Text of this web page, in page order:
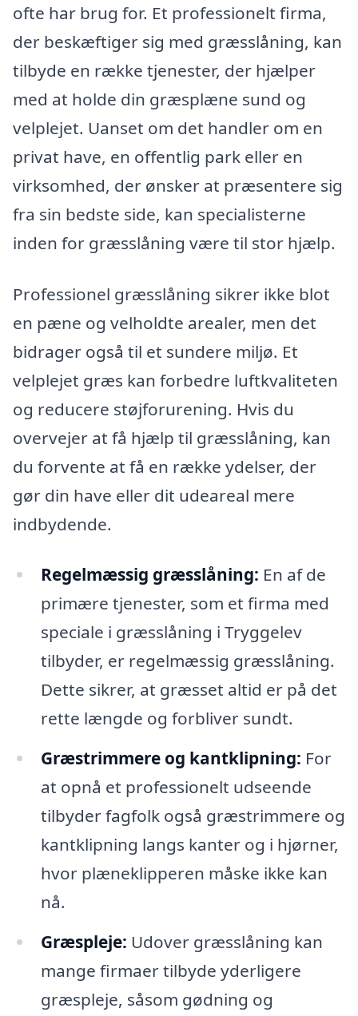
ofte har brug for. Et professionelt firma,
der beskæftiger sig med græsslåning, kan
tilbyde en række tjenester, der hjælper
med at holde din græsplæne sund og
velplejet. Uanset om det handler om en
privat have, en offentlig park eller en
virksomhed, der ønsker at præsentere sig
fra sin bedste side, kan specialisterne
inden for græsslåning være til stor hjælp.
Professionel græsslåning sikrer ikke blot
en pæne og velholdte arealer, men det
bidrager også til et sundere miljø. Et
velplejet græs kan forbedre luftkvaliteten
og reducere støjforurening. Hvis du
overvejer at få hjælp til græsslåning, kan
du forvente at få en række ydelser, der
gør din have eller dit udeareal mere
indbydende.
Regelmæssig græsslåning: En af de
primære tjenester, som et firma med
speciale i græsslåning i Tryggelev
tilbyder, er regelmæssig græsslåning.
Dette sikrer, at græsset altid er på det
rette længde og forbliver sundt.
Græstrimmere og kantklipning: For
at opnå et professionelt udseende
tilbyder fagfolk også græstrimmere og
kantklipning langs kanter og i hjørner,
hvor plæneklipperen måske ikke kan
nå.
Græspleje: Udover græsslåning kan
mange firmaer tilbyde yderligere
græspleje, såsom gødning og